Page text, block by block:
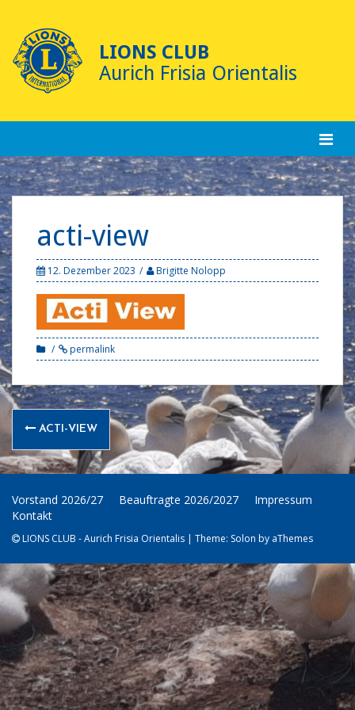
content
LIONS CLUB
Aurich Frisia Orientalis
acti-view
12. Dezember 2023 Brigitte Nolopp
permalink
Post
navigation
ACTI-VIEW
Vorstand 2026/27 Beauftragte 2026/2027
Impressum
Kontakt
LIONS CLUB - Aurich Frisia Orientalis | Theme: Solon by aThemes